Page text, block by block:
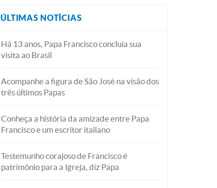
ÚLTIMAS NOTÍCIAS
Há 13 anos, Papa Francisco concluía sua
visita ao Brasil
Acompanhe a figura de São José na visão dos
três últimos Papas
Conheça a história da amizade entre Papa
Francisco e um escritor italiano
Testemunho corajoso de Francisco é
patrimônio para a Igreja, diz Papa